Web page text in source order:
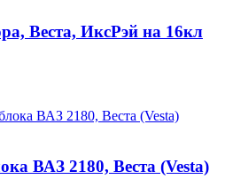
Веста, ИксРэй на 16кл
ВАЗ 2180, Веста (Vesta)